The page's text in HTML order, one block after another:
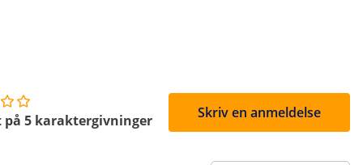
på 5 karaktergivninger Skriv en anmeldelse